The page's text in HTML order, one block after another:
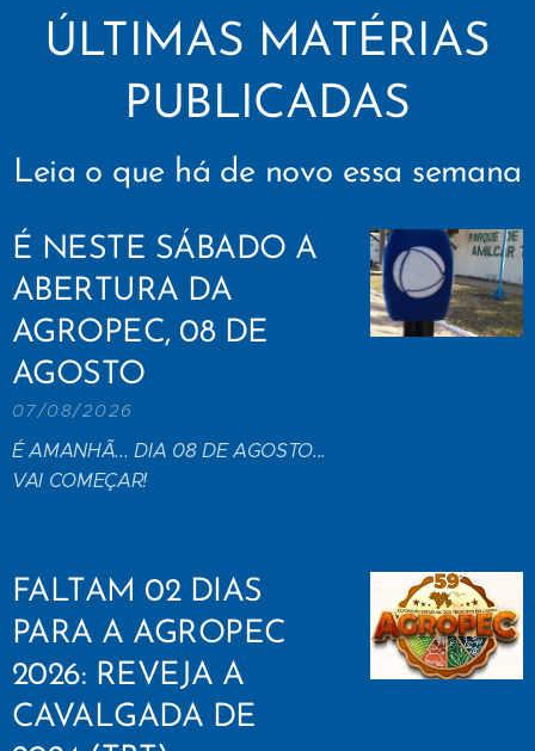
ÚLTIMAS MATÉRIAS
PUBLICADAS
Leia o que há de novo essa semana
É NESTE SÁBADO A
ABERTURA DA
AGROPEC, 08 DE
AGOSTO
07/08/2026
É AMANHÃ... DIA 08 DE AGOSTO...
VAI COMEÇAR!
FALTAM 02 DIAS
PARA A AGROPEC
2026: REVEJA A
CAVALGADA DE